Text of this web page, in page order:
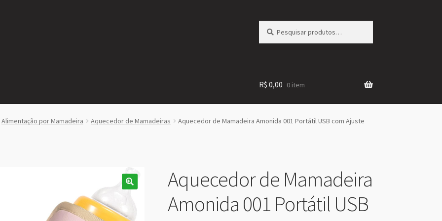
por:
R$ 0,00 0 item
Alimentação por Mamadeira Aquecedor de Mamadeiras Aquecedor de Mamadeira Amonida 001 Portátil USB com Ajuste
Aquecedor de Mamadeira
Amonida 001 Portátil USB